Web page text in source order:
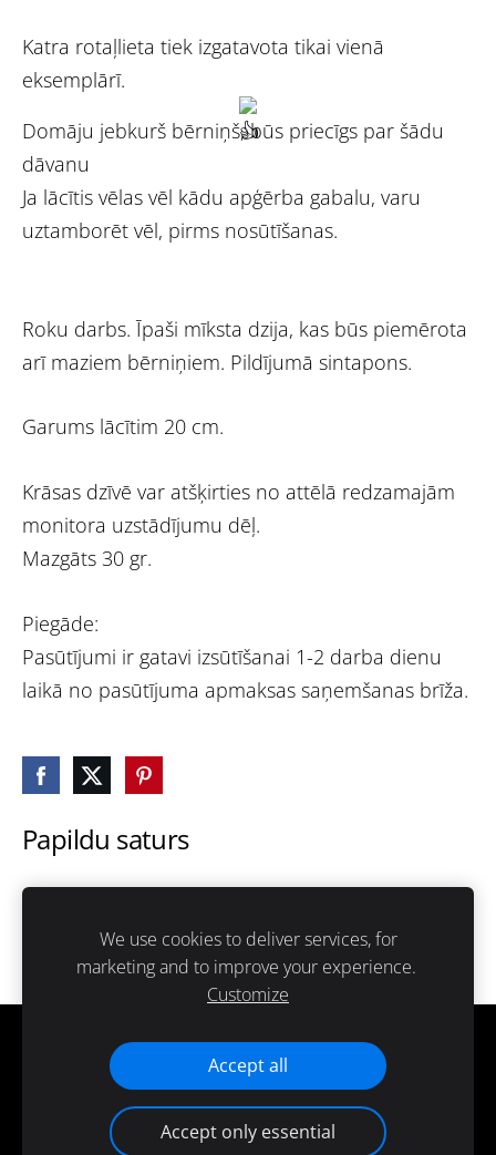
Papildu saturs
Šeit var ievadīt papildus saturu. Ja papildus satura
nav, tad šo bloku var noslēpt, nospiežot uz
ikoniņas augšējā stūrī.
Katra rotaļlieta tiek izgatavota tikai vienā
eksemplārī.
Domāju jebkurš bērniņš, būs priecīgs par šādu
dāvanu
Ja lācītis vēlas vēl kādu apģērba gabalu, varu
uztamborēt vēl, pirms nosūtīšanas.
Roku darbs. Īpaši mīksta dzija, kas būs piemērota
arī maziem bērniņiem. Pildījumā sintapons.
Garums lācītim 20 cm.
Krāsas dzīvē var atšķirties no attēlā redzamajām
monitora uzstādījumu dēļ.
Mazgāts 30 gr.
Piegāde:
Pasūtījumi ir gatavi izsūtīšanai 1-2 darba dienu
laikā no pasūtījuma apmaksas saņemšanas brīža.
Cookies
We use cookies to deliver services, for
marketing and to improve your experience.
Customize
Accept all
Accept only essential